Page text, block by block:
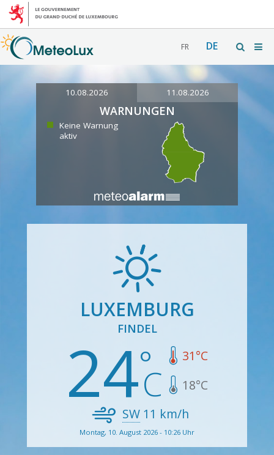
FR DE
10.08.2026 11.08.2026
WARNUNGEN
Keine Warnung
aktiv
LUXEMBURG
FINDEL
24 31°C
18°C
SW11 km/h
Montag, 10. August 2026 - 10:26 Uhr